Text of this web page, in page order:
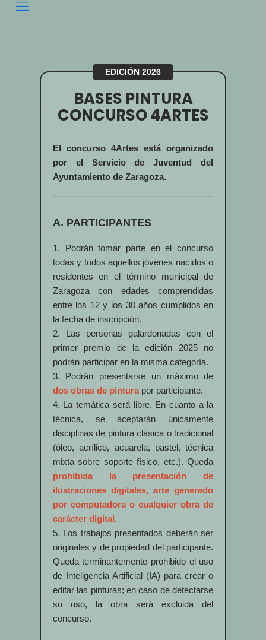
EDICIÓN 2026
BASES PINTURA
CONCURSO 4ARTES
El concurso 4Artes está organizado
por el Servicio de Juventud del
Ayuntamiento de Zaragoza.
A. PARTICIPANTES
1. Podrán tomar parte en el concurso
todas y todos aquellos jóvenes nacidos o
residentes en el término municipal de
Zaragoza con edades comprendidas
entre los 12 y los 30 años cumplidos en
la fecha de inscripción.
2. Las personas galardonadas con el
primer premio de la edición 2025 no
podrán participar en la misma categoría.
3. Podrán presentarse un máximo de
dos obras de pinturapor participante.
4. La temática será libre. En cuanto a la
técnica, se aceptarán únicamente
disciplinas de pintura clásica o tradicional
(óleo, acrílico, acuarela, pastel, técnica
mixta sobre soporte físico, etc.). Queda
prohibida la presentación de
ilustraciones digitales, arte generado
por computadora o cualquier obra de
carácter digital.
5. Los trabajos presentados deberán ser
originales y de propiedad del participante.
Queda terminantemente prohibido el uso
de Inteligencia Artificial (IA) para crear o
editar las pinturas; en caso de detectarse
su uso, la obra será excluida del
concurso.